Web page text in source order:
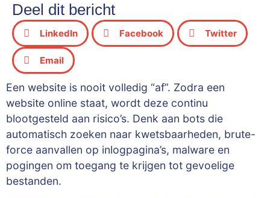
Deel dit bericht
LinkedIn Facebook Twitter
Email
Een website is nooit volledig “af”. Zodra een
website online staat, wordt deze continu
blootgesteld aan risico’s. Denk aan bots die
automatisch zoeken naar kwetsbaarheden, brute-
force aanvallen op inlogpagina’s, malware en
pogingen om toegang te krijgen tot gevoelige
bestanden.